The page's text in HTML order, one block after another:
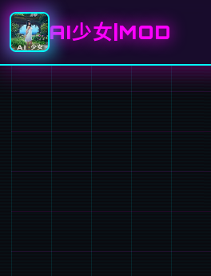
AI少女|MOD